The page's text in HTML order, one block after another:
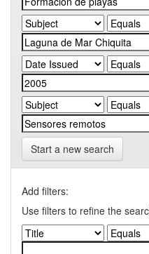
Start a new search
Add filters:
Use filters to refine the